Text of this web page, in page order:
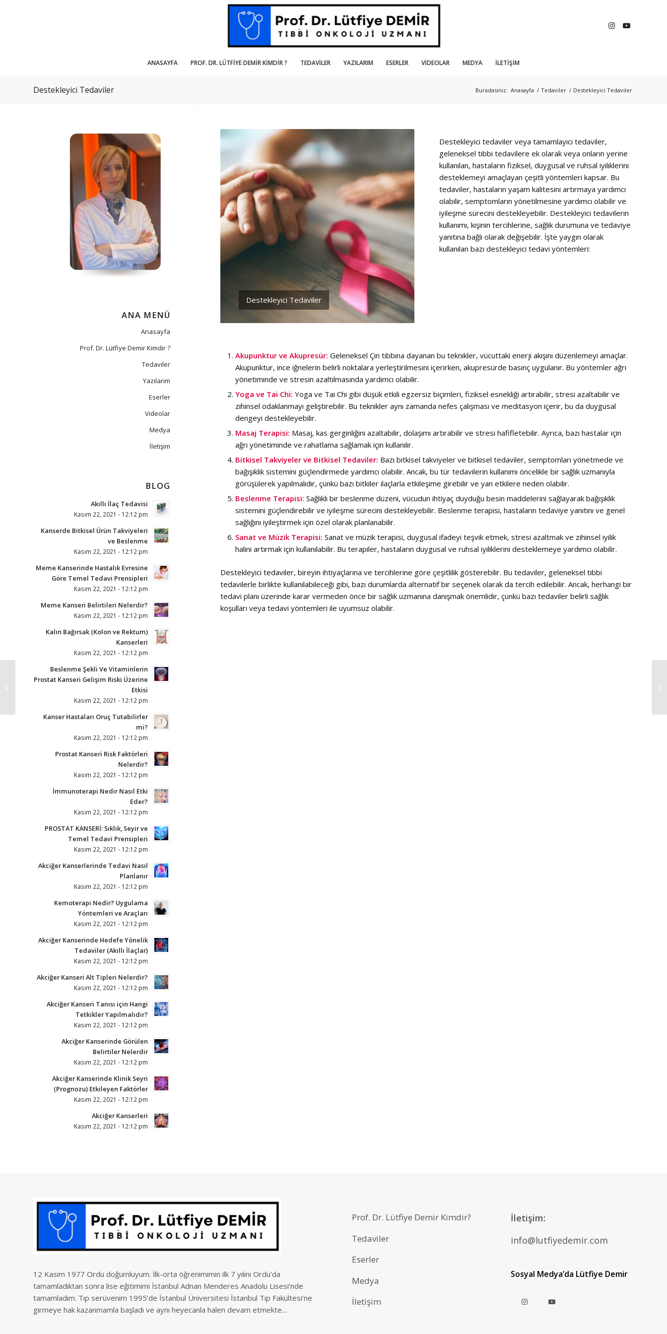
ANASAYFA PROF. DR. LÜTFIYE DEMIR KIMDIR ? TEDAVILER YAZILARIM ESERLER VIDEOLAR MEDYA İLETIŞIM
Destekleyici Tedaviler Buradasınız: Anasayfa / Tedaviler / Destekleyici Tedaviler
Destekleyici Tedaviler
Destekleyici tedaviler veya tamamlayıcı tedaviler,
geleneksel tıbbi tedavilere ek olarak veya onların yerine
kullanılan, hastaların fiziksel, duygusal ve ruhsal iyiliklerini
desteklemeyi amaçlayan çeşitli yöntemleri kapsar. Bu
tedaviler, hastaların yaşam kalitesini artırmaya yardımcı
olabilir, semptomların yönetilmesine yardımcı olabilir ve
iyileşme sürecini destekleyebilir. Destekleyici tedavilerin
kullanımı, kişinin tercihlerine, sağlık durumuna ve tedaviye
yanıtına bağlı olarak değişebilir. İşte yaygın olarak
kullanılan bazı destekleyici tedavi yöntemleri:
Akupunktur ve Akupresür: Geleneksel Çin tıbbına dayanan bu teknikler, vücuttaki enerji akışını düzenlemeyi amaçlar.
Akupunktur, ince iğnelerin belirli noktalara yerleştirilmesini içerirken, akupresürde basınç uygulanır. Bu yöntemler ağrı
yönetiminde ve stresin azaltılmasında yardımcı olabilir.
Yoga ve Tai Chi: Yoga ve Tai Chi gibi düşük etkili egzersiz biçimleri, fiziksel esnekliği artırabilir, stresi azaltabilir ve
zihinsel odaklanmayı geliştirebilir. Bu teknikler aynı zamanda nefes çalışması ve meditasyon içerir, bu da duygusal
dengeyi destekleyebilir.
Masaj Terapisi: Masaj, kas gerginliğini azaltabilir, dolaşımı artırabilir ve stresi hafifletebilir. Ayrıca, bazı hastalar için
ağrı yönetiminde ve rahatlama sağlamak için kullanılır.
Bitkisel Takviyeler ve Bitkisel Tedaviler: Bazı bitkisel takviyeler ve bitkisel tedaviler, semptomları yönetmede ve
bağışıklık sistemini güçlendirmede yardımcı olabilir. Ancak, bu tür tedavilerin kullanımı öncelikle bir sağlık uzmanıyla
görüşülerek yapılmalıdır, çünkü bazı bitkiler ilaçlarla etkileşime girebilir ve yan etkilere neden olabilir.
Beslenme Terapisi: Sağlıklı bir beslenme düzeni, vücudun ihtiyaç duyduğu besin maddelerini sağlayarak bağışıklık
sistemini güçlendirebilir ve iyileşme sürecini destekleyebilir. Beslenme terapisi, hastaların tedaviye yanıtını ve genel
sağlığını iyileştirmek için özel olarak planlanabilir.
Sanat ve Müzik Terapisi: Sanat ve müzik terapisi, duygusal ifadeyi teşvik etmek, stresi azaltmak ve zihinsel iyilik
halini artırmak için kullanılabilir. Bu terapiler, hastaların duygusal ve ruhsal iyiliklerini desteklemeye yardımcı olabilir.
Destekleyici tedaviler, bireyin ihtiyaçlarına ve tercihlerine göre çeşitlilik gösterebilir. Bu tedaviler, geleneksel tıbbi
tedavilerle birlikte kullanılabileceği gibi, bazı durumlarda alternatif bir seçenek olarak da tercih edilebilir. Ancak, herhangi bir
tedavi planı üzerinde karar vermeden önce bir sağlık uzmanına danışmak önemlidir, çünkü bazı tedaviler belirli sağlık
koşulları veya tedavi yöntemleri ile uyumsuz olabilir.
ANA MENÜ
Anasayfa
Prof. Dr. Lütfiye Demir Kimdir ?
Tedaviler
Yazılarım
Eserler
Videolar
Medya
İletişim
BLOG
Akıllı İlaç Tedavisi
Kasım 22, 2021 - 12:12 pm
Kanserde Bitkisel Ürün Takviyeleri
ve Beslenme
Kasım 22, 2021 - 12:12 pm
Meme Kanserinde Hastalık Evresine
Göre Temel Tedavi Prensipleri
Kasım 22, 2021 - 12:12 pm
Meme Kanseri Belirtileri Nelerdir?
Kasım 22, 2021 - 12:12 pm
Kalın Bağırsak (Kolon ve Rektum)
Kanserleri
Kasım 22, 2021 - 12:12 pm
Beslenme Şekli Ve Vitaminlerin
Prostat Kanseri Gelişim Riski Üzerine
Etkisi
Kasım 22, 2021 - 12:12 pm
Kanser Hastaları Oruç Tutabilirler
mi?
Kasım 22, 2021 - 12:12 pm
Prostat Kanseri Risk Faktörleri
Nelerdir?
Kasım 22, 2021 - 12:12 pm
İmmunoterapi Nedir Nasıl Etki
Eder?
Kasım 22, 2021 - 12:12 pm
PROSTAT KANSERİ: Sıklık, Seyir ve
Temel Tedavi Prensipleri
Kasım 22, 2021 - 12:12 pm
Akciğer Kanserlerinde Tedavi Nasıl
Planlanır
Kasım 22, 2021 - 12:12 pm
Kemoterapi Nedir? Uygulama
Yöntemleri ve Araçları
Kasım 22, 2021 - 12:12 pm
Akciğer Kanserinde Hedefe Yönelik
Tedaviler (Akıllı İlaçlar)
Kasım 22, 2021 - 12:12 pm
Akciğer Kanseri Alt Tipleri Nelerdir?
Kasım 22, 2021 - 12:12 pm
Akciğer Kanseri Tanısı için Hangi
Tetkikler Yapılmalıdır?
Kasım 22, 2021 - 12:12 pm
Akciğer Kanserinde Görülen
Belirtiler Nelerdir
Kasım 22, 2021 - 12:12 pm
Akciğer Kanserinde Klinik Seyri
(Prognozu) Etkileyen Faktörler
Kasım 22, 2021 - 12:12 pm
Akciğer Kanserleri
Kasım 22, 2021 - 12:12 pm
12 Kasım 1977 Ordu doğumluyum. İlk-orta öğrenimimin ilk 7 yılını Ordu’da
tamamladıktan sonra lise eğitimimi İstanbul Adnan Menderes Anadolu Lisesi’nde
tamamladım. Tıp serüvenim 1995’de İstanbul Üniversitesi İstanbul Tıp Fakültesi’ne
girmeye hak kazanmamla başladı ve aynı heyecanla halen devam etmekte…
Prof. Dr. Lütfiye Demir Kimdir?
Tedaviler
Eserler
Medya
İletişim
İletişim:
info@lutfiyedemir.com
Sosyal Medya’da Lütfiye Demir